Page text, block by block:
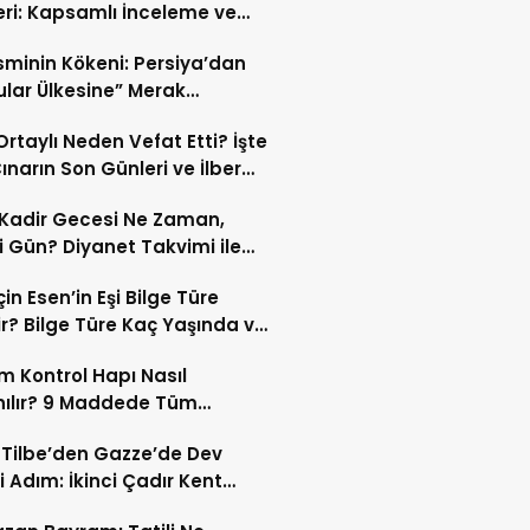
Kapsamlı İnceleme ve
Kökeni: Persiya’dan
Ülkesine” Merak
Neden Vefat Etti? İşte
Son Günleri ve İlber
Gecesi Ne Zaman,
Gün? Diyanet Takvimi ile
Esen’in Eşi Bilge Türe
Bilge Türe Kaç Yaşında ve
Kontrol Hapı Nasıl
9 Maddede Tüm
Tilbe’den Gazze’de Dev
Adım: İkinci Çadır Kent